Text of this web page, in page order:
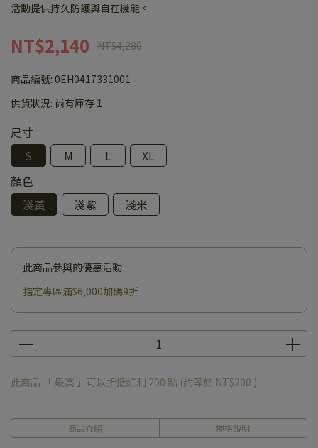
活動提供持久防護與自在機能。
NT$2,140 NT$4,280
商品編號: 0EH0417331001
供貨狀況: 尚有庫存 1
尺寸
S
M L
XL
顏色
淺黃
淺紫 淺米
此商品參與的優惠活動
指定專區滿$6,000加碼9折
此商品 「 最高 」可以折抵紅利 200 點 (約等於 NT$200 )
商品介紹 規格說明